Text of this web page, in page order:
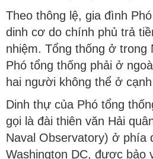
Theo thông lệ, gia đình
dinh cơ do chính phủ trả
nhiệm. Tổng thống ở trong
Phó tổng thống phải ở
hai người không thể ở
Dinh thự của Phó tổng
gọi là đài thiên văn Hải
Naval Observatory) ở phía
Washington DC, được bảo